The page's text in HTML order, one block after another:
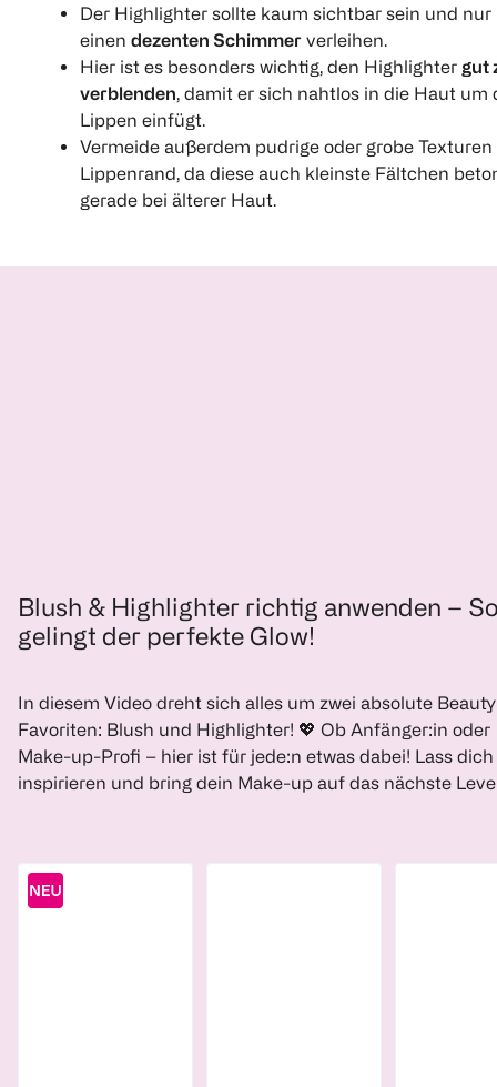
Der Highlighter sollte kaum sichtbar sein und nur
einen dezenten Schimmer verleihen.
Hier ist es besonders wichtig, den Highlighter gut
verblenden, damit er sich nahtlos in die Haut um
Lippen einfügt.
Vermeide außerdem pudrige oder grobe Texturen
Lippenrand, da diese auch kleinste Fältchen
gerade bei älterer Haut.
Blush & Highlighter richtig anwenden –
gelingt der perfekte Glow!
In diesem Video dreht sich alles um zwei absolute
Favoriten: Blush und Highlighter! 💖 Ob Anfänger:in oder
Make-up-Profi – hier ist für jede:n etwas dabei! Lass dich
inspirieren und bring dein Make-up auf das nächste